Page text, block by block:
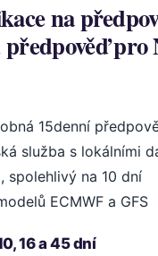
na
pro
15denní
služba s lokálními
spolehlivý na 10 dní
ECMWF a GFS
16 a 45 dní